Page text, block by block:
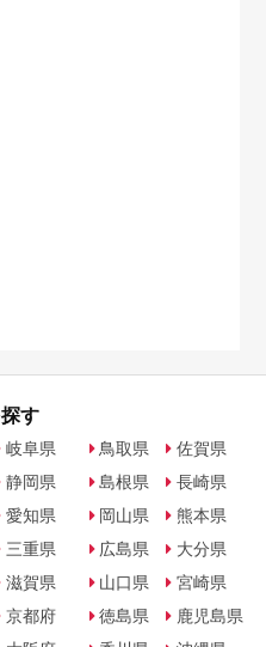
す
岐阜県
静岡県
愛知県
三重県
滋賀県
京都府
鳥取県
島根県
岡山県
広島県
山口県
徳島県
佐賀県
長崎県
熊本県
大分県
宮崎県
鹿児島県